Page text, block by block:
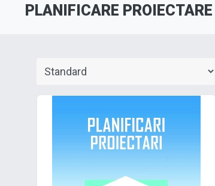
PLANIFICARE